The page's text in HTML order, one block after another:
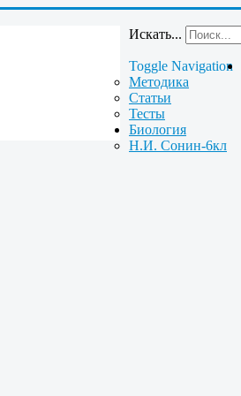
Искать...
Toggle Navigation
Методика
Статьи
Тесты
Биология
Н.И. Сонин-6кл